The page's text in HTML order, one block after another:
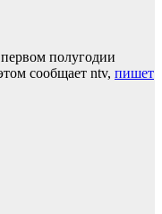
полугодии
сообщает ntv, пишет